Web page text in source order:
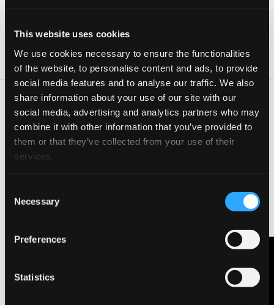
This website uses cookies
We use cookies necessary to ensure the functionalities
of the website, to personalise content and ads, to provide
social media features and to analyse our traffic. We also
share information about your use of our site with our
social media, advertising and analytics partners who may
combine it with other information that you’ve provided to
them or that they’ve collected from your use of their
services.
Selection
Necessary
Preferences
Statistics
24 Set 2022
18:00-20:00
25 Set 2022
18:30-20:30
Sarà una esperienza di pittura all’aperto con la tecnica
dell’acquerello a bordo del battello elettrico Eco-navigazione
Pro loco di Bosisio Parini (LC) che navigherà per due ore sul
magnifico lago di Pusiano
L’esperienza è rivolta a tutti bambini (sotto la custodia degli
verranno forniti carta Fabriano per acquerelli ,pennelli
Contattaci